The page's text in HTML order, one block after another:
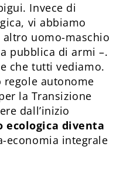
Invece di
vi abbiamo
altro uomo-maschio
pubblica di armi –.
che tutti vediamo.
regole autonome
la Transizione
dall’inizio
ecologica diventa
economia integrale